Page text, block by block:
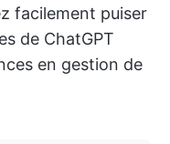
facilement puiser
de ChatGPT
en gestion de